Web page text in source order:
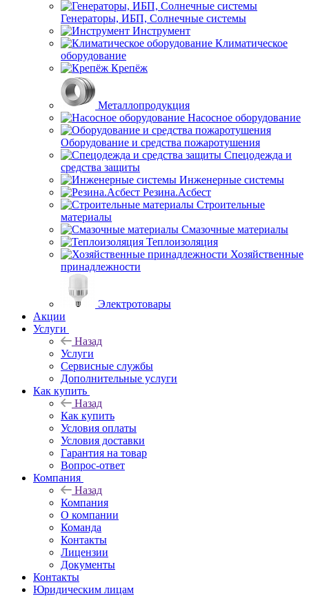
Генераторы, ИБП, Солнечные системы
Инструмент
Климатическое
оборудование
Крепёж
Металлопродукция
Насосное оборудование
Оборудование и средства пожаротушения
Спецодежда и
средства защиты
Инженерные системы
Резина.Асбест
Строительные
материалы
Смазочные материалы
Теплоизоляция
Хозяйственные
принадлежности
Электротовары
Акции
Услуги
Назад
Услуги
Сервисные службы
Дополнительные услуги
Как купить
Назад
Как купить
Условия оплаты
Условия доставки
Гарантия на товар
Вопрос-ответ
Компания
Назад
Компания
О компании
Команда
Контакты
Лицензии
Документы
Контакты
Юридическим лицам